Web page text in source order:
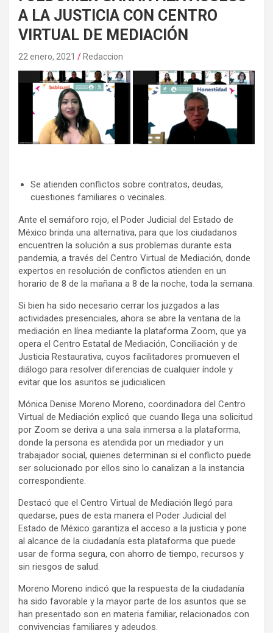
A LA JUSTICIA CON CENTRO
VIRTUAL DE MEDIACIÓN
22 enero, 2021 Redaccion
Se atienden conflictos sobre contratos, deudas,
cuestiones familiares o vecinales.
Ante el semáforo rojo, el Poder Judicial del Estado de
México brinda una alternativa, para que los ciudadanos
encuentren la solución a sus problemas durante esta
pandemia, a través del Centro Virtual de Mediación, donde
expertos en resolución de conflictos atienden en un
horario de 8 de la mañana a 8 de la noche, toda la semana.
Si bien ha sido necesario cerrar los juzgados a las
actividades presenciales, ahora se abre la ventana de la
mediación en línea mediante la plataforma Zoom, que ya
opera el Centro Estatal de Mediación, Conciliación y de
Justicia Restaurativa, cuyos facilitadores promueven el
diálogo para resolver diferencias de cualquier índole y
evitar que los asuntos se judicialicen.
Mónica Denise Moreno Moreno, coordinadora del Centro
Virtual de Mediación explicó que cuando llega una solicitud
por Zoom se deriva a una sala inmersa a la plataforma,
donde la persona es atendida por un mediador y un
trabajador social, quienes determinan si el conflicto puede
ser solucionado por ellos sino lo canalizan a la instancia
correspondiente.
Destacó que el Centro Virtual de Mediación llegó para
quedarse, pues de esta manera el Poder Judicial del
Estado de México garantiza el acceso a la justicia y pone
al alcance de la ciudadanía esta plataforma que puede
usar de forma segura, con ahorro de tiempo, recursos y
sin riesgos de salud.
Moreno Moreno indicó que la respuesta de la ciudadanía
ha sido favorable y la mayor parte de los asuntos que se
han presentado son en materia familiar, relacionados con
convivencias familiares y adeudos.